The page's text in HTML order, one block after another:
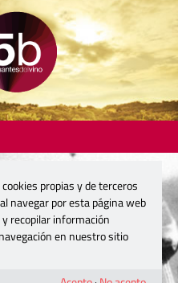
propias y de terceros
navegar por esta página web
recopilar información
en nuestro sitio